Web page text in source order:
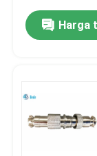
Kontrol
Berita
Harga